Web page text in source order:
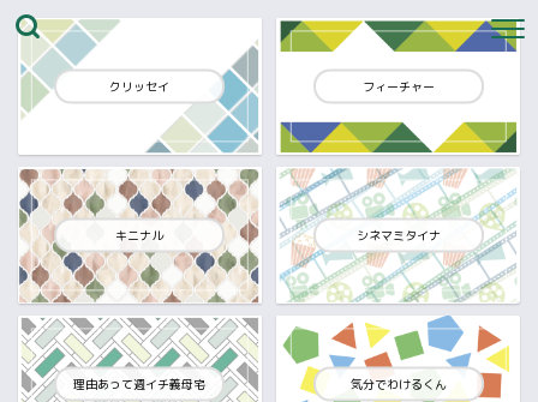
クリッセイ フィーチャー
キニナル シネマミタイナ
理由あって週イチ義母宅 気分でわけるくん